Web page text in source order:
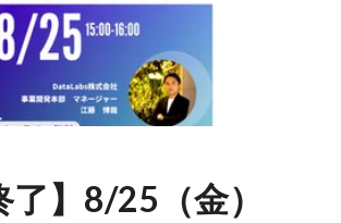
了】8/25（金）